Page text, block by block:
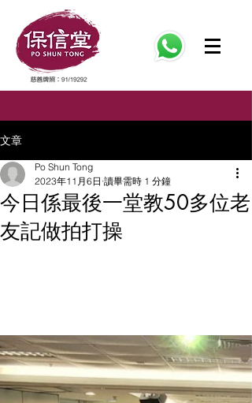
文章
今日係最後一堂教50多位老
友記做拍打操
Po Shun Tong
2023年11月6日 讀畢需時 1 分鐘